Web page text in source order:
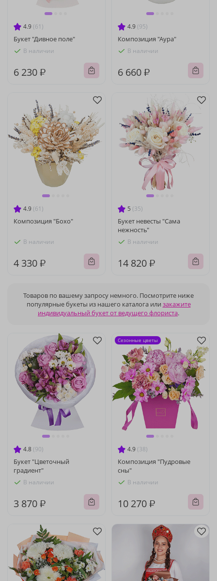
4.9 (61)
Букет "Дивное поле"
В наличии
6 230 ₽
4.9 (95)
Композиция "Аура"
В наличии
6 660 ₽
4.9 (61)
Композиция "Бохо"
В наличии
4 330 ₽
5 (35)
Букет невесты "Сама
нежность"
В наличии
14 820 ₽
Товаров по вашему запросу немного. Посмотрите ниже
популярные букеты из нашего каталога или закажите
индивидуальный букет от ведущего флориста.
4.8 (90)
Букет "Цветочный
градиент"
В наличии
3 870 ₽
4.9 (38)
Композиция "Пудровые
сны"
В наличии
10 270 ₽
Сезонные цветы